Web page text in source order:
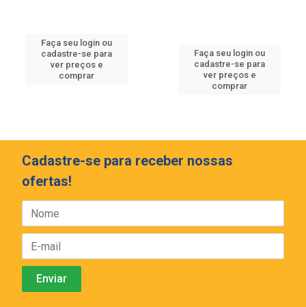
Faça seu login ou
cadastre-se para
ver preços e
comprar
Faça seu login ou
cadastre-se para
ver preços e
comprar
Cadastre-se para receber nossas
ofertas!